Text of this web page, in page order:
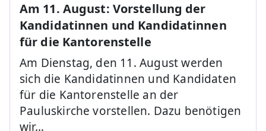
Am 11. August: Vorstellung der
Kandidatinnen und Kandidatinnen
für die Kantorenstelle
Am Dienstag, den 11. August werden
sich die Kandidatinnen und Kandidaten
für die Kantorenstelle an der
Pauluskirche vorstellen. Dazu benötigen
wir…